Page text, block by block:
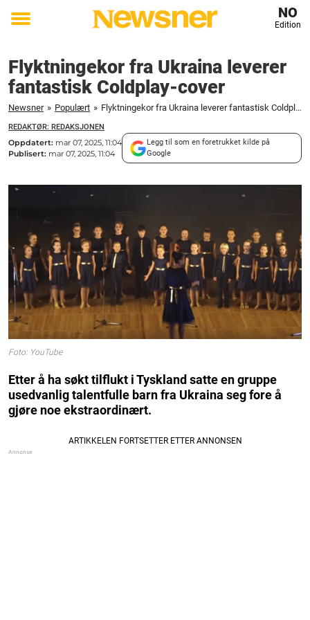
Toggle
NO
Edition
Flyktningekor fra Ukraina leverer
fantastisk Coldplay-cover
Newsner » Populært » Flyktningekor fra Ukraina leverer fantastisk Coldplay-cover
REDAKTØR: REDAKSJONEN
Oppdatert: mar 07, 2025, 11:04
Publisert: mar 07, 2025, 11:04
Legg til som en foretrukket kilde på
Google
Foto: YouTube
Etter å ha søkt tilflukt i Tyskland satte en gruppe
usedvanlig talentfulle barn fra Ukraina seg fore å
gjøre noe ekstraordinært.